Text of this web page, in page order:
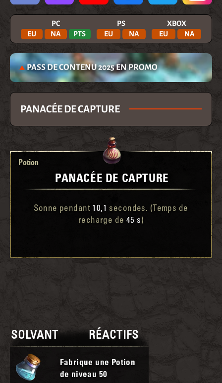
PC
EU
NA PTS
PS
EU
NA
XBOX
EU
NA
PASS DE CONTENU 2025 EN PROMO
PANACÉE DE CAPTURE
Potion
PANACÉE DE CAPTURE
Sonne pendant 10,1 secondes. (Temps de
recharge de 45 s)
SOLVANT RÉACTIFS
Fabrique une Potion
de niveau 50